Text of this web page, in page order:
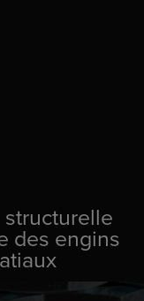
des engins